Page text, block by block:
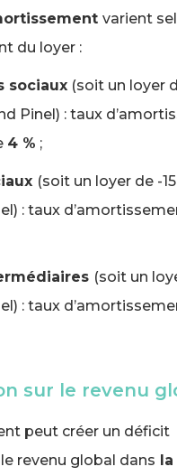
varient
du loyer :
sociaux (soit un loyer
Pinel) : taux
4 % ;
(soit un loyer de -
: taux
(soit un
: taux
sur le revenu
peut créer un déficit
revenu global dans